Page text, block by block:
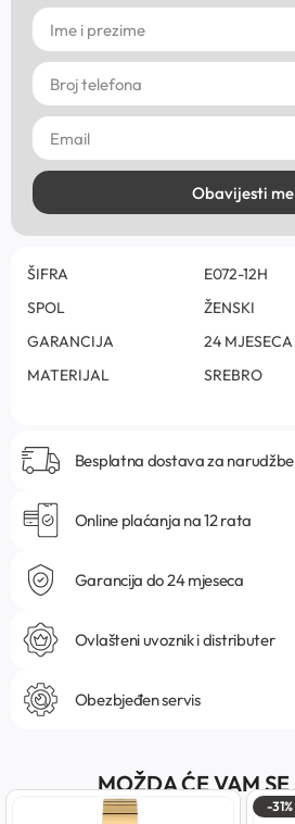
Obavijesti me
ŠIFRA
E072-12H
SPOL
ŽENSKI
GARANCIJA
24 MJESECA
MATERIJAL
SREBRO
Besplatna dostava za
Online plaćanja na 12 rata
Garancija do 24 mjeseca
Ovlašteni uvoznik i distributer
Obezbjeđen servis
MOŽDA ĆE VAM
-31%